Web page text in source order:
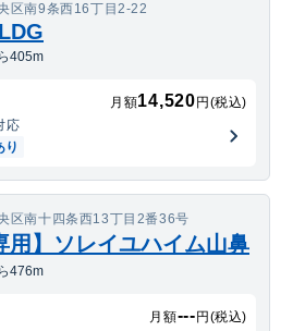
区南9条西16丁目2-22
405m
月額14,520 円(税込)
応
り
区南十四条西13丁目2番36号
用】ソレイユハイム山鼻
476m
月額--- 円(税込)